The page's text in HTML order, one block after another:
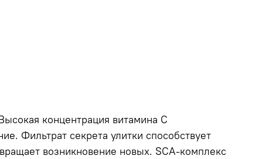
концентрация витамина С
Фильтрат секрета улитки способствует
возникновение новых. SCA-комплекс